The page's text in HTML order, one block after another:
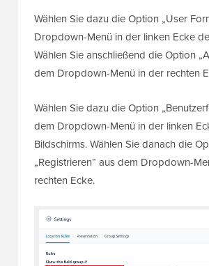
Wählen Sie dazu die Option „User
Dropdown-Menü in der linken Ecke
Wählen Sie anschließend die Option
dem Dropdown-Menü in der rechten
Wählen Sie dazu die Option
dem Dropdown-Menü in der linken
Bildschirms. Wählen Sie danach die
„Registrieren“ aus dem Dropdown-
rechten Ecke.